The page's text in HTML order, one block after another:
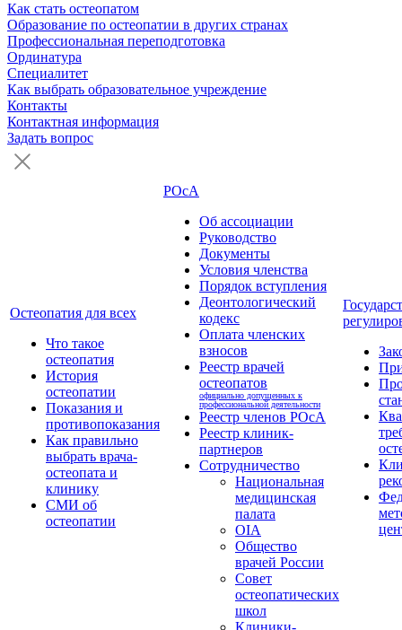
Как стать остеопатом
Образование по остеопатии в других странах
Профессиональная переподготовка
Ординатура
Специалитет
Как выбрать образовательное учреждение
Контакты
Контактная информация
Задать вопрос
Остеопатия для всех
Что такое
остеопатия
История
остеопатии
Показания и
противопоказания
Как правильно
выбрать врача-
остеопата и
клинику
СМИ об
остеопатии
РОсА
Об ассоциации
Руководство
Документы
Условия членства
Порядок вступления
Деонтологический
кодекс
Оплата членских
взносов
Реестр врачей
остеопатов
официально допущенных к
профессиональной деятельности
Реестр членов РОсА
Реестр клиник-
партнеров
Сотрудничество
Национальная
медицинская
палата
OIA
Общество
врачей России
Совет
остеопатических
школ
Клиники-